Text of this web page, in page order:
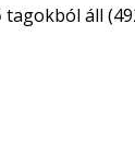
áll (492.